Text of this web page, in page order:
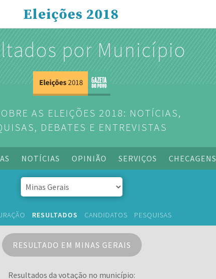
Eleições 2018
por Município
AS ELEIÇÕES 2018: NOTÍCIAS,
DEBATES E ENTREVISTAS
NOTÍCIAS OPINIÃO SERVIÇOS CHECAGENS
RESULTADOS CANDIDATOS PESQUISAS
RESULTADO EM MINAS GERAIS
Resultados da votação no município: